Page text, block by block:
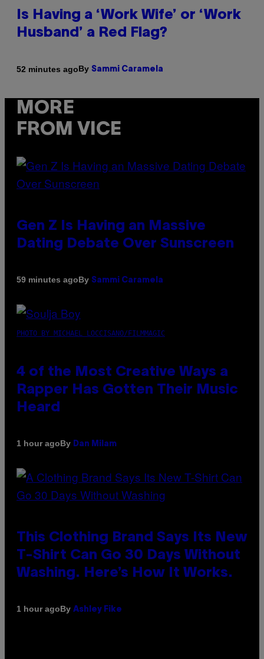
Is Having a ‘Work Wife’ or ‘Work
Husband’ a Red Flag?
52 minutes agoBy Sammi Caramela
MORE
FROM VICE
Gen Z Is Having an Massive
Dating Debate Over Sunscreen
59 minutes agoBy Sammi Caramela
PHOTO BY MICHAEL LOCCISANO/FILMMAGIC
4 of the Most Creative Ways a
Rapper Has Gotten Their Music
Heard
1 hour agoBy Dan Milam
This Clothing Brand Says Its New
T-Shirt Can Go 30 Days Without
Washing. Here’s How It Works.
1 hour agoBy Ashley Fike